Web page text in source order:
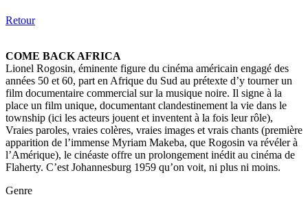
Retour
COME BACK AFRICA
Lionel Rogosin, éminente figure du cinéma américain engagé des
années 50 et 60, part en Afrique du Sud au prétexte d’y tourner un
film documentaire commercial sur la musique noire. Il signe à la
place un film unique, documentant clandestinement la vie dans le
township (ici les acteurs jouent et inventent à la fois leur rôle),
Vraies paroles, vraies colères, vraies images et vrais chants (première
apparition de l’immense Myriam Makeba, que Rogosin va révéler à
l’Amérique), le cinéaste offre un prolongement inédit au cinéma de
Flaherty. C’est Johannesburg 1959 qu’on voit, ni plus ni moins.
Genre